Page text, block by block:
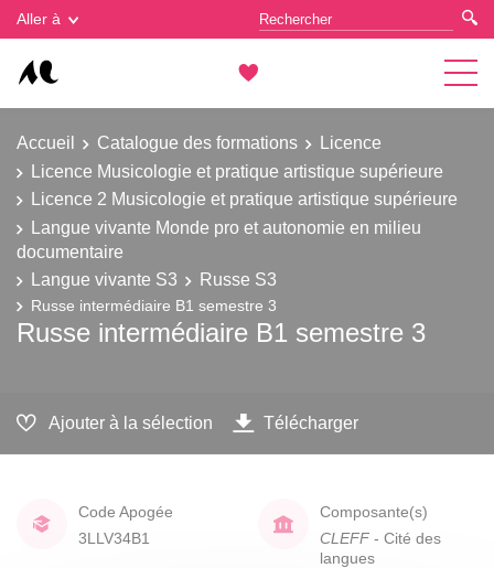
Aller à
Accueil Catalogue des formations
Licence
Licence Musicologie et pratique artistique supérieure
Licence 2 Musicologie et pratique artistique supérieure
Langue vivante Monde pro et autonomie en milieu
documentaire
Langue vivante S3
Russe S3
Russe intermédiaire B1 semestre 3
Russe intermédiaire B1 semestre 3
Ajouter à la sélection Télécharger
Code Apogée
3LLV34B1
Composante(s)
CLEFF - Cité des
langues
Gestion des cookies